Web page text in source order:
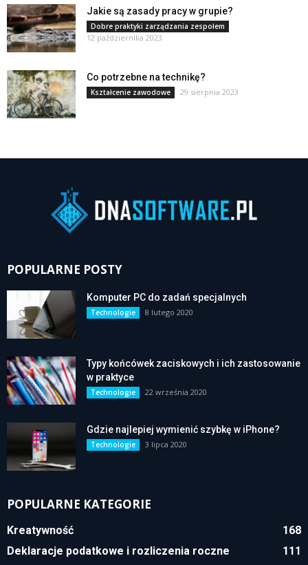
Jakie są zasady pracy w grupie?
Dobre praktyki zarządzania zespołem
12 października 2023
Co potrzebne na technikę?
Kształcenie zawodowe 29 sierpnia 2023
POPULARNE POSTY
Komputer PC do zadań specjalnych
Technologie 8 lutego 2020
Typy końcówek zaciskowych i ich zastosowanie
w praktyce
Technologie 22 września 2020
Gdzie najlepiej wymienić szybkę w iPhone?
Technologie 3 lipca 2020
POPULARNE KATEGORIE
Kreatywność
168
Deklaracje podatkowe i rozliczenia roczne
111